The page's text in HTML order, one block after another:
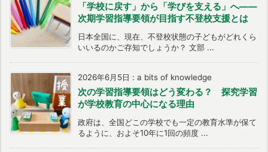
「学校に戻す」から「学びを支える」へ――
次期学習指導要領が目指す不登校支援とは
日本全国に、現在、不登校状態の子どもがどれくら
いいるのかご存知でしょうか？ 文部 ...
2026年6月5日 : a bits of knowledge
次の学習指導要領はどう変わる？ 探究学習
が学校教育の中心になる理由
政府は、全国どこの学校でも一定の教育水準が保て
るように、およそ10年に1回の頻度 ...